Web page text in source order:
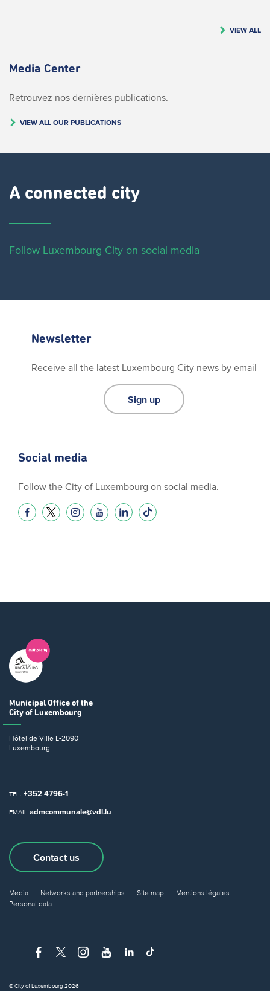
VIEW ALL
Media Center
Retrouvez nos dernières publications.
VIEW ALL OUR PUBLICATIONS
A connected city ​
Follow Luxembourg City on social media
Newsletter
Receive all the latest Luxembourg City news by email
Sign up
Social media
Follow the City of Luxembourg on social media.
Municipal Office of the
City of Luxembourg
Hôtel de Ville L-2090
Luxembourg
TEL. +352 4796-1
EMAIL admcommunale@vdl.lu
Contact us
Media Networks and partnerships Site map
Mentions légales
Personal data
© City of Luxembourg 2026